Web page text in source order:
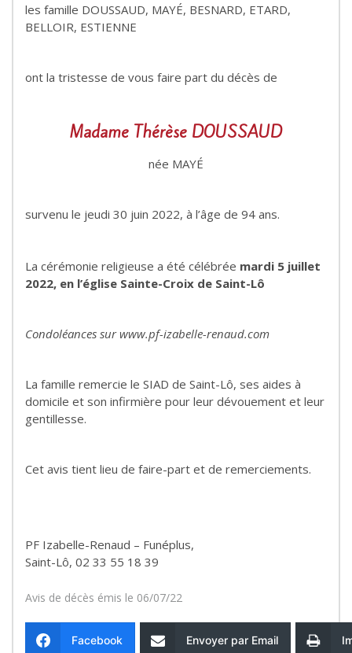
les famille DOUSSAUD, MAYÉ, BESNARD, ETARD,
BELLOIR, ESTIENNE
ont la tristesse de vous faire part du décès de
Madame Thérèse DOUSSAUD
née MAYÉ
survenu le jeudi 30 juin 2022, à l’âge de 94 ans.
La cérémonie religieuse a été célébrée mardi 5 juillet
2022, en l’église Sainte-Croix de Saint-Lô
Condoléances sur www.pf-izabelle-renaud.com
La famille remercie le SIAD de Saint-Lô, ses aides à
domicile et son infirmière pour leur dévouement et leur
gentillesse.
Cet avis tient lieu de faire-part et de remerciements.
PF Izabelle-Renaud – Funéplus,
Saint-Lô, 02 33 55 18 39
Avis de décès émis le 06/07/22
Facebook Envoyer par Email